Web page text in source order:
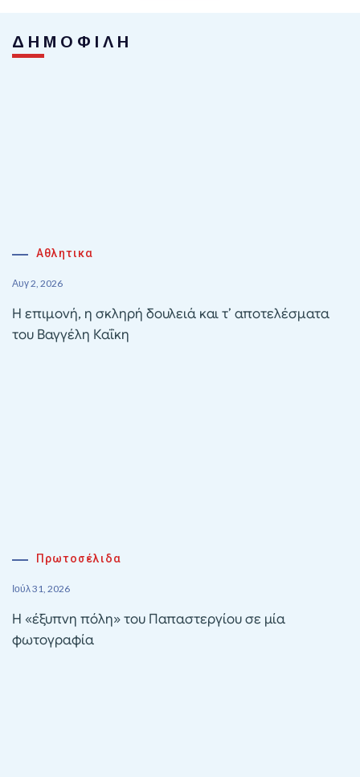
ΔΗΜΟΦΙΛΗ
Αθλητικα
Αυγ 2, 2026
Η επιμονή, η σκληρή δουλειά και τ’ αποτελέσματα
του Βαγγέλη Καΐκη
Πρωτοσέλιδα
Ιούλ 31, 2026
Η «έξυπνη πόλη» του Παπαστεργίου σε μία
φωτογραφία